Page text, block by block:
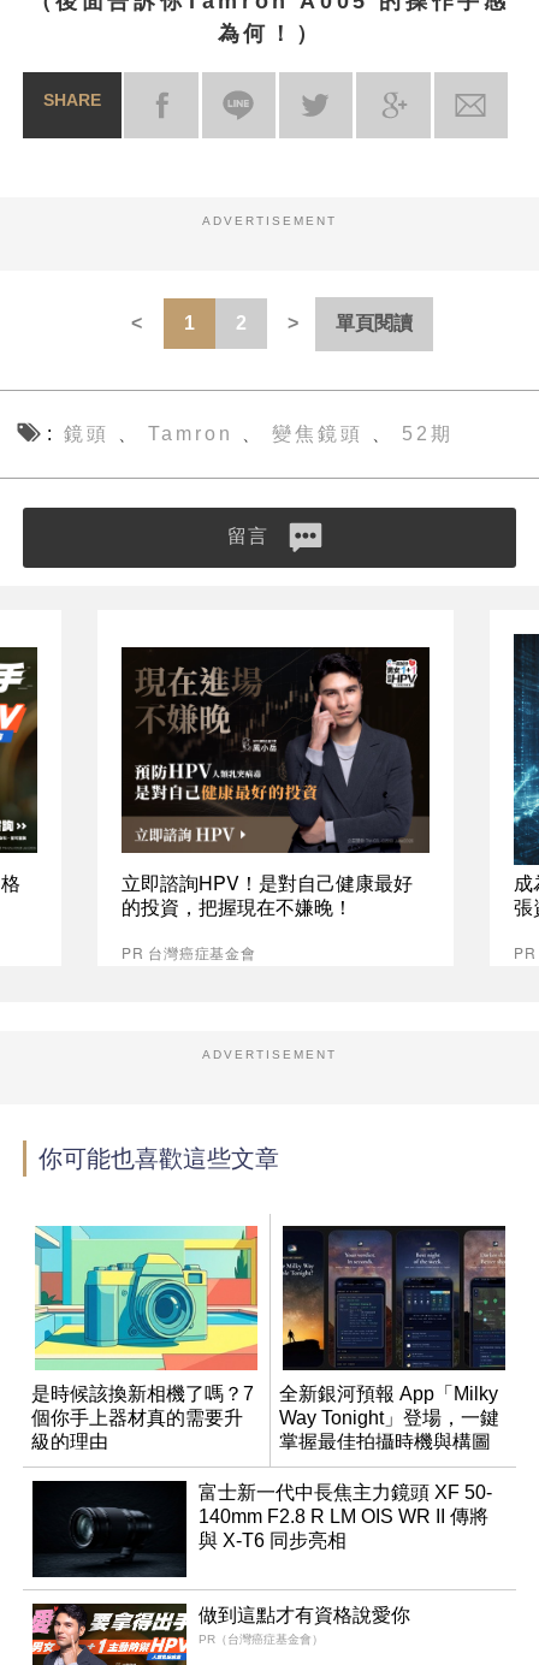
為何！）
SHARE
ADVERTISEMENT
1 2 單頁閱讀
鏡頭 Tamron 變焦鏡頭 52期
留言
立即諮詢HPV！是對自己健康最好
的投資，把握現在不嫌晚！
PR 台灣癌症基金會
成
張
ADVERTISEMENT
你可能也喜歡這些文章
是時候該換新相機了嗎？7
個你手上器材真的需要升
級的理由
全新銀河預報 App「Milky
Way Tonight」登場，一鍵
掌握最佳拍攝時機與構圖
富士新一代中長焦主力鏡頭 XF 50-
140mm F2.8 R LM OIS WR II 傳將
與 X-T6 同步亮相
做到這點才有資格說愛你
PR（台灣癌症基金會）